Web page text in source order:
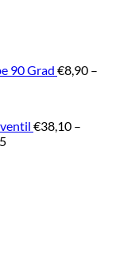
90 Grad €8,90 –
€38,10 –